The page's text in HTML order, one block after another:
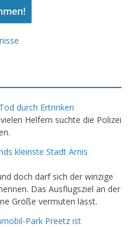
durch Ertrinken
Helfern suchte die Polizei
kleinste Stadt Arnis
doch darf sich der winzige
Das Ausflugsziel an der
Größe vermuten lässt.
Park Preetz ist